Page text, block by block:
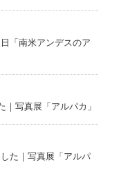
「南米アンデスのア
｜写真展「アルパカ」
た｜写真展「アルパ